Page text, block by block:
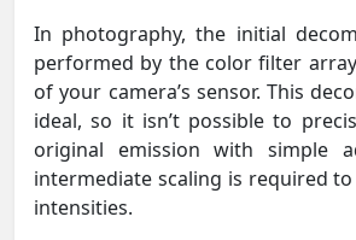
In photography, the initial
performed by the color filter
of your camera’s sensor. This
ideal, so it isn’t possible to
original emission with simple
intermediate scaling is required
intensities.